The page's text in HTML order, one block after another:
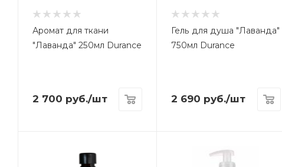
Аромат для ткани
"Лаванда" 250мл Durance
2 700 руб./шт
Гель для душа "Лаванда"
750мл Durance
2 690 руб./шт